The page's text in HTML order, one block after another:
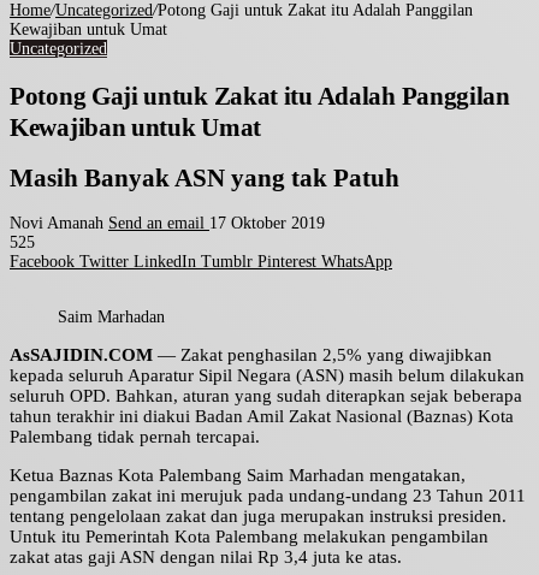
Home/Uncategorized/Potong Gaji untuk Zakat itu Adalah Panggilan
Kewajiban untuk Umat
Uncategorized
Potong Gaji untuk Zakat itu Adalah Panggilan
Kewajiban untuk Umat
Masih Banyak ASN yang tak Patuh
Novi Amanah Send an email 17 Oktober 2019
525
Facebook Twitter LinkedIn Tumblr Pinterest WhatsApp
Saim Marhadan
AsSAJIDIN.COM — Zakat penghasilan 2,5% yang diwajibkan
kepada seluruh Aparatur Sipil Negara (ASN) masih belum dilakukan
seluruh OPD. Bahkan, aturan yang sudah diterapkan sejak beberapa
tahun terakhir ini diakui Badan Amil Zakat Nasional (Baznas) Kota
Palembang tidak pernah tercapai.
Ketua Baznas Kota Palembang Saim Marhadan mengatakan,
pengambilan zakat ini merujuk pada undang-undang 23 Tahun 2011
tentang pengelolaan zakat dan juga merupakan instruksi presiden.
Untuk itu Pemerintah Kota Palembang melakukan pengambilan
zakat atas gaji ASN dengan nilai Rp 3,4 juta ke atas.